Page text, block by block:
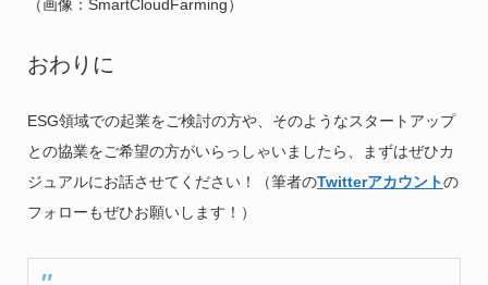
（画像：SmartCloudFarming）
おわりに
ESG領域での起業をご検討の方や、そのようなスタートアップ
との協業をご希望の方がいらっしゃいましたら、まずはぜひカ
ジュアルにお話させてください！（筆者のTwitterアカウントの
フォローもぜひお願いします！）